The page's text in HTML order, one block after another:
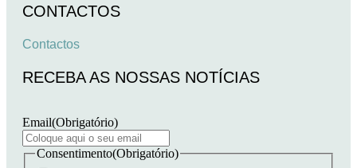
CONTACTOS
Contactos
RECEBA AS NOSSAS NOTÍCIAS
Email(Obrigatório)
Consentimento(Obrigatório)